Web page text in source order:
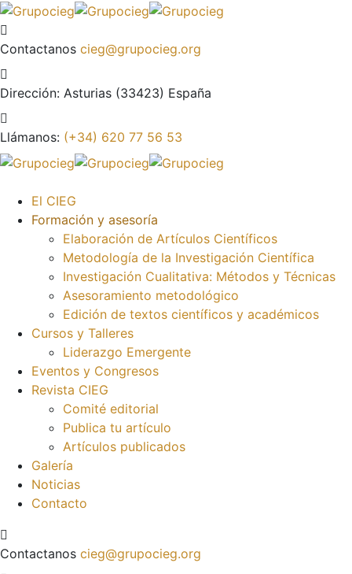
Contactanos cieg@grupocieg.org
Dirección: Asturias (33423) España
Llámanos: (+34) 620 77 56 53
El CIEG
Formación y asesoría
Elaboración de Artículos Científicos
Metodología de la Investigación Científica
Investigación Cualitativa: Métodos y Técnicas
Asesoramiento metodológico
Edición de textos científicos y académicos
Cursos y Talleres
Liderazgo Emergente
Eventos y Congresos
Revista CIEG
Comité editorial
Publica tu artículo
Artículos publicados
Galería
Noticias
Contacto
Contactanos cieg@grupocieg.org